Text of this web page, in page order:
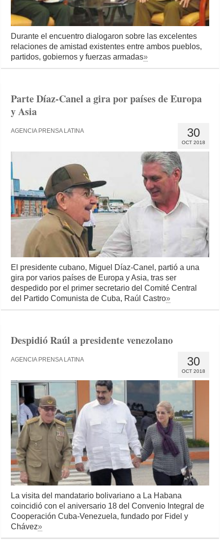
Durante el encuentro dialogaron sobre las excelentes
relaciones de amistad existentes entre ambos pueblos,
partidos, gobiernos y fuerzas armadas»
Parte Díaz-Canel a gira por países de Europa
y Asia
30
OCT 2018
AGENCIA PRENSA LATINA
El presidente cubano, Miguel Díaz-Canel, partió a una
gira por varios países de Europa y Asia, tras ser
despedido por el primer secretario del Comité Central
del Partido Comunista de Cuba, Raúl Castro»
Despidió Raúl a presidente venezolano
30
OCT 2018
AGENCIA PRENSA LATINA
La visita del mandatario bolivariano a La Habana
coincidió con el aniversario 18 del Convenio Integral de
Cooperación Cuba-Venezuela, fundado por Fidel y
Chávez»